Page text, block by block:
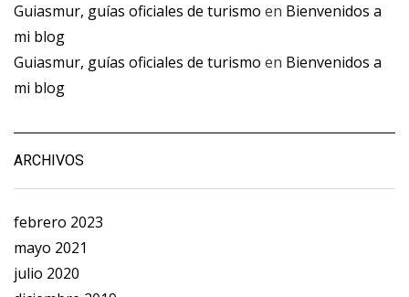
Guiasmur, guías oficiales de turismo en Bienvenidos a
mi blog
Guiasmur, guías oficiales de turismo en Bienvenidos a
mi blog
ARCHIVOS
febrero 2023
mayo 2021
julio 2020